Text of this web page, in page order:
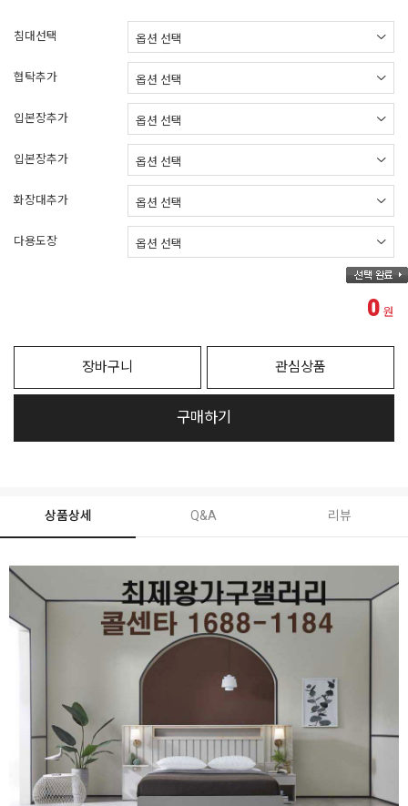
침대선택
협탁추가
입본장추가
입본장추가
화장대추가
다용도장
0 원
장바구니 관심상품
구매하기
상품상세 Q&A 리뷰